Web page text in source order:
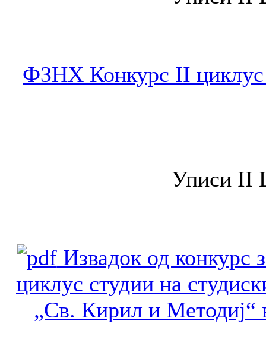
ФЗНХ Конкурс II циклус
Уписи II
Извадок од конкурс
циклус студии на
„Св. Кирил и Методиј“